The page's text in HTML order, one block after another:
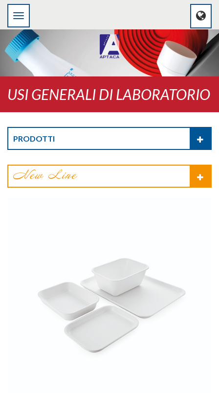
USI GENERALI DI LABORATORIO
PRODOTTI